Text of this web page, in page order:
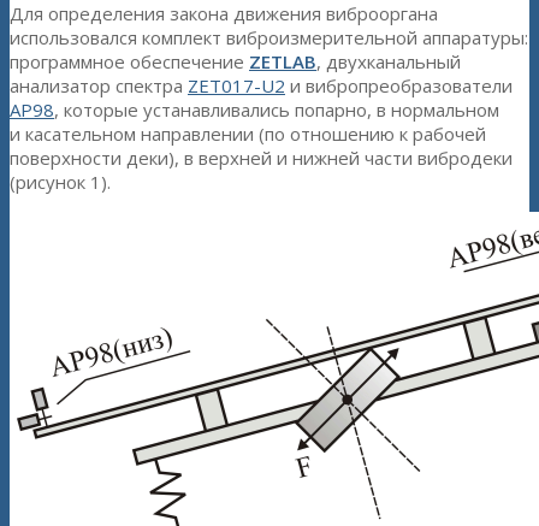
Для определения закона движения виброоргана
использовался комплект виброизмерительной аппаратуры:
программное обеспечение ZETLAB, двухканальный
анализатор спектра ZET017-U2 и вибропреобразователи
АР98, которые устанавливались попарно, в нормальном
и касательном направлении (по отношению к рабочей
поверхности деки), в верхней и нижней части вибродеки
(рисунок 1).